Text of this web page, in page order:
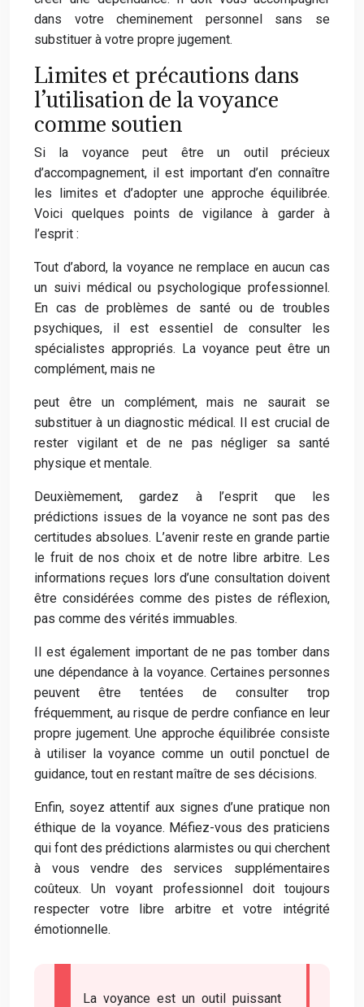
dans votre cheminement personnel sans se
substituer à votre propre jugement.
Limites et précautions dans
l’utilisation de la voyance
comme soutien
Si la voyance peut être un outil précieux
d’accompagnement, il est important d’en connaître
les limites et d’adopter une approche équilibrée.
Voici quelques points de vigilance à garder à
l’esprit :
Tout d’abord, la voyance ne remplace en aucun cas
un suivi médical ou psychologique professionnel.
En cas de problèmes de santé ou de troubles
psychiques, il est essentiel de consulter les
spécialistes appropriés. La voyance peut être un
complément, mais ne
peut être un complément, mais ne saurait se
substituer à un diagnostic médical. Il est crucial de
rester vigilant et de ne pas négliger sa santé
physique et mentale.
Deuxièmement, gardez à l’esprit que les
prédictions issues de la voyance ne sont pas des
certitudes absolues. L’avenir reste en grande partie
le fruit de nos choix et de notre libre arbitre. Les
informations reçues lors d’une consultation doivent
être considérées comme des pistes de réflexion,
pas comme des vérités immuables.
Il est également important de ne pas tomber dans
une dépendance à la voyance. Certaines personnes
peuvent être tentées de consulter trop
fréquemment, au risque de perdre confiance en leur
propre jugement. Une approche équilibrée consiste
à utiliser la voyance comme un outil ponctuel de
guidance, tout en restant maître de ses décisions.
Enfin, soyez attentif aux signes d’une pratique non
éthique de la voyance. Méfiez-vous des praticiens
qui font des prédictions alarmistes ou qui cherchent
à vous vendre des services supplémentaires
coûteux. Un voyant professionnel doit toujours
respecter votre libre arbitre et votre intégrité
émotionnelle.
La voyance est un outil puissant